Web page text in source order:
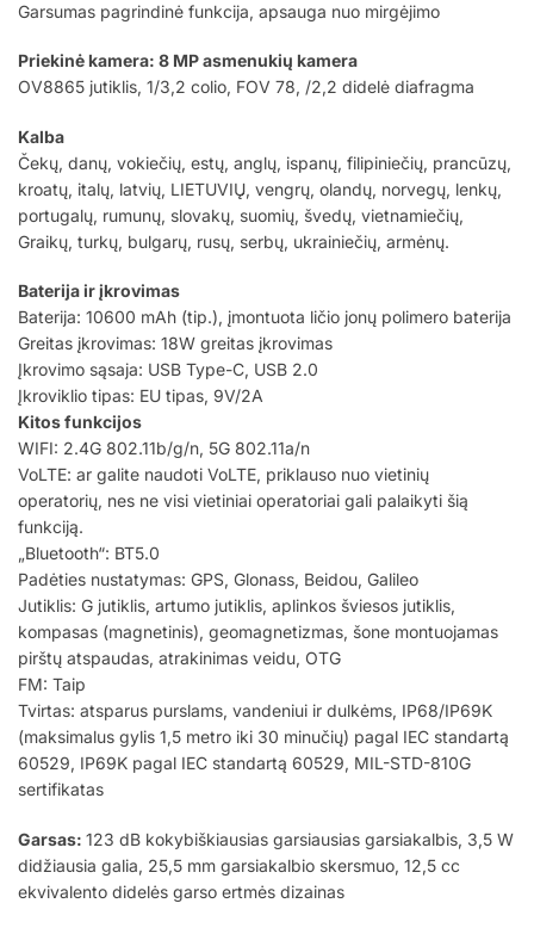
Garsumas pagrindinė funkcija, apsauga nuo mirgėjimo
Priekinė kamera: 8 MP asmenukių kamera
OV8865 jutiklis, 1/3,2 colio, FOV 78, /2,2 didelė diafragma
Kalba
Čekų, danų, vokiečių, estų, anglų, ispanų, filipiniečių, prancūzų,
kroatų, italų, latvių, LIETUVIŲ, vengrų, olandų, norvegų, lenkų,
portugalų, rumunų, slovakų, suomių, švedų, vietnamiečių,
Graikų, turkų, bulgarų, rusų, serbų, ukrainiečių, armėnų.
Baterija ir įkrovimas
Baterija: 10600 mAh (tip.), įmontuota ličio jonų polimero baterija
Greitas įkrovimas: 18W greitas įkrovimas
Įkrovimo sąsaja: USB Type-C, USB 2.0
Įkroviklio tipas: EU tipas, 9V/2A
Kitos funkcijos
WIFI: 2.4G 802.11b/g/n, 5G 802.11a/n
VoLTE: ar galite naudoti VoLTE, priklauso nuo vietinių
operatorių, nes ne visi vietiniai operatoriai gali palaikyti šią
funkciją.
„Bluetooth“: BT5.0
Padėties nustatymas: GPS, Glonass, Beidou, Galileo
Jutiklis: G jutiklis, artumo jutiklis, aplinkos šviesos jutiklis,
kompasas (magnetinis), geomagnetizmas, šone montuojamas
pirštų atspaudas, atrakinimas veidu, OTG
FM: Taip
Tvirtas: atsparus purslams, vandeniui ir dulkėms, IP68/IP69K
(maksimalus gylis 1,5 metro iki 30 minučių) pagal IEC standartą
60529, IP69K pagal IEC standartą 60529, MIL-STD-810G
sertifikatas
Garsas: 123 dB kokybiškiausias garsiausias garsiakalbis, 3,5 W
didžiausia galia, 25,5 mm garsiakalbio skersmuo, 12,5 cc
ekvivalento didelės garso ertmės dizainas